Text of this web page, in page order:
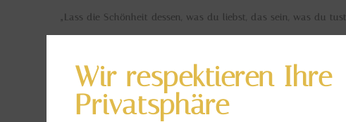
„Lass die Schönheit dessen, was du liebst, das sein, was du
Wir respektieren Ihre
Privatsphäre